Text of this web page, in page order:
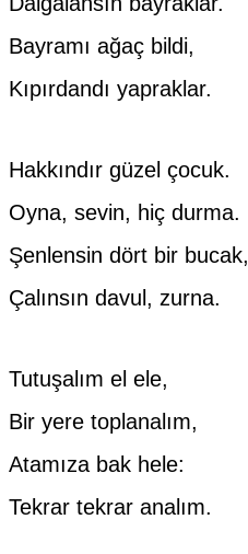
Bayramı ağaç bildi,
Kıpırdandı yapraklar.
Hakkındır güzel çocuk.
Oyna, sevin, hiç durma.
Şenlensin dört bir bucak,
Çalınsın davul, zurna.
Tutuşalım el ele,
Bir yere toplanalım,
Atamıza bak hele:
Tekrar tekrar analım.